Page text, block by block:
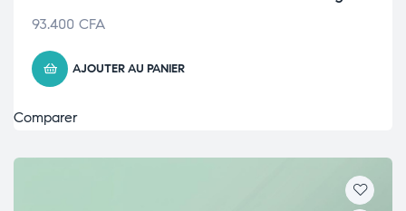
93.400 CFA
AJOUTER AU PANIER
Comparer